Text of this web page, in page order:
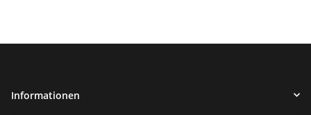
Informationen